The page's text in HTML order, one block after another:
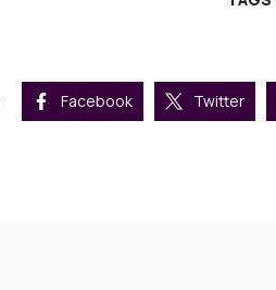
Facebook Twitter